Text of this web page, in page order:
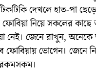
দেখলে হাত-পা
নিয়ে সকলের কাছে
নেই। জেনে রাখুন,
ফোবিয়ায় ভোগেন। জেনে